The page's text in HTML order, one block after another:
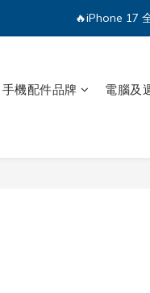
🔥iPhone 17
💕加入Q哥
手機配件品牌 電腦及